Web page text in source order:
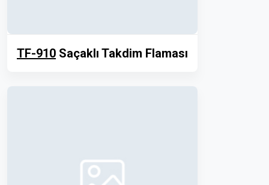
TF-910 Saçaklı Takdim Flaması